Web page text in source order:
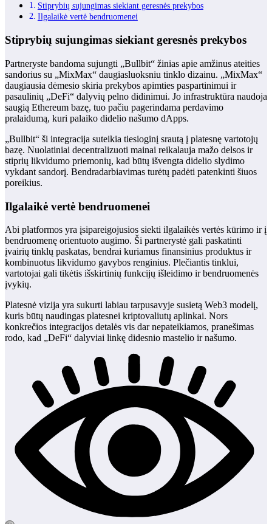
Stiprybių sujungimas siekiant geresnės prekybos
Ilgalaikė vertė bendruomenei
Stiprybių sujungimas siekiant geresnės prekybos
Partneryste bandoma sujungti „Bullbit“ žinias apie amžinus ateities
sandorius su „MixMax“ daugiasluoksniu tinklo dizainu. „MixMax“
daugiausia dėmesio skiria prekybos apimties paspartinimui ir
pasaulinių „DeFi“ dalyvių pelno didinimui. Jo infrastruktūra naudoja
saugią Ethereum bazę, tuo pačiu pagerindama perdavimo
pralaidumą, kuri palaiko didelio našumo dApps.
„Bullbit“ ši integracija suteikia tiesioginį srautą į platesnę vartotojų
bazę. Nuolatiniai decentralizuoti mainai reikalauja mažo delsos ir
stiprių likvidumo priemonių, kad būtų išvengta didelio slydimo
vykdant sandorį. Bendradarbiavimas turėtų padėti patenkinti šiuos
poreikius.
Ilgalaikė vertė bendruomenei
Abi platformos yra įsipareigojusios siekti ilgalaikės vertės kūrimo ir į
bendruomenę orientuoto augimo. Ši partnerystė gali paskatinti
įvairių tinklų paskatas, bendrai kuriamus finansinius produktus ir
kombinuotus likvidumo gavybos renginius. Plečiantis tinklui,
vartotojai gali tikėtis išskirtinių funkcijų išleidimo ir bendruomenės
įvykių.
Platesnė vizija yra sukurti labiau tarpusavyje susietą Web3 modelį,
kuris būtų naudingas platesnei kriptovaliutų aplinkai. Nors
konkrečios integracijos detalės vis dar nepateikiamos, pranešimas
rodo, kad „DeFi“ dalyviai linkę didesnio mastelio ir našumo.